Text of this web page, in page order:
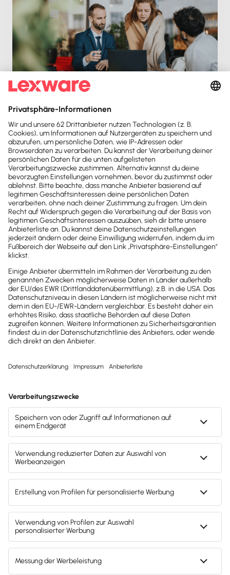
Direkte Zusammenarbeit mit Deiner
Steuerkanzlei über Lexware Office
Di. 05.05.2026
Aufzeichnung
64 min
Kostenlos
Kontakt
Sind noch Fragen offen?
Wir sind gerne für dich da.
0800-7234-254
Wir sind Mo-Fr von 8:00 – 18:00 Uhr für
dich da.
lexware-onlineschulungen@haufe-
lexware.com
Svenja Bock
Deine Ansprechpartnerin für die
Lexware Akademie